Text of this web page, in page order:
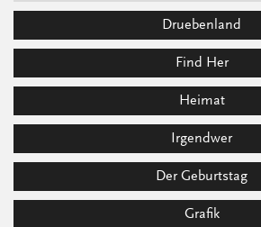
Druebenland
Find Her
Heimat
Irgendwer
Der Geburtstag
Grafik